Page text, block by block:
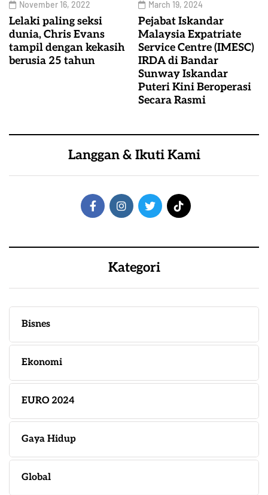
November 16, 2022
Lelaki paling seksi
dunia, Chris Evans
tampil dengan kekasih
berusia 25 tahun
March 19, 2024
Pejabat Iskandar
Malaysia Expatriate
Service Centre (IMESC)
IRDA di Bandar
Sunway Iskandar
Puteri Kini Beroperasi
Secara Rasmi
Langgan & Ikuti Kami
Kategori
Bisnes
Ekonomi
EURO 2024
Gaya Hidup
Global